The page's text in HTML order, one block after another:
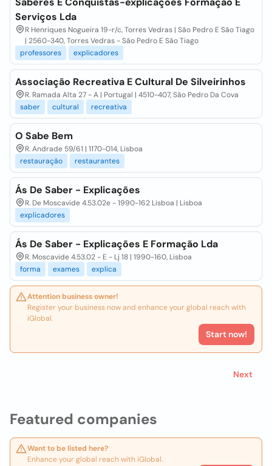
Featured companies
Want to be listed here?
Enhance your global reach with iGlobal.
Serviços Lda
R Henriques Nogueira 19-r/c, Torres Vedras | São Pedro E São Tiago
| 2560-340, Torres Vedras - São Pedro E São Tiago
professores
explicadores
Associação Recreativa E Cultural De Silveirinhos
R. Ramada Alta 27 - A | Portugal | 4510-407, São Pedro Da Cova
saber
cultural recreativa
O Sabe Bem
R. Andrade 59/61 | 1170-014, Lisboa
restauração
restaurantes
Ás De Saber - Explicações
R. De Moscavide 4.53.02e - 1990-162 Lisboa | Lisboa
explicadores
Ás De Saber - Explicações E Formação Lda
R. Moscavide 4.53.02 - E - Lj 18 | 1990-160, Lisboa
forma
exames explica
Attention business owner!
Register your business now and enhance your global reach with
iGlobal.
Start now!
Next